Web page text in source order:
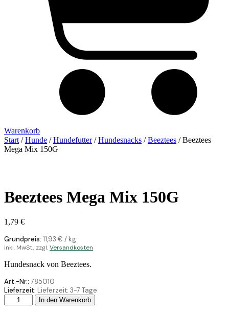
Warenkorb
Start /Hunde /Hundefutter/Hundesnacks /Beeztees / Beeztees
Mega Mix 150G
Beeztees Mega Mix 150G
1,79 €
Grundpreis: 11,93€ / kg
inkl. MwSt., zzgl.Versandkosten
Hundesnack von Beeztees.
Art.-Nr.: 785010
Lieferzeit: Lieferzeit: 3-7 Tage
Beeztees
Mega
In den Warenkorb